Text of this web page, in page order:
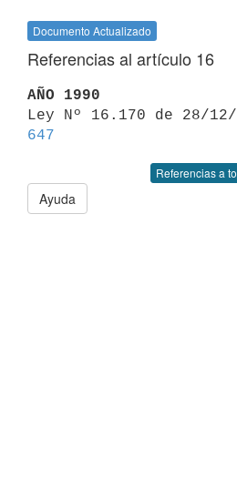
Documento Actualizado
Referencias al artículo 16
AÑO 1990
647
Referencias a
Ayuda